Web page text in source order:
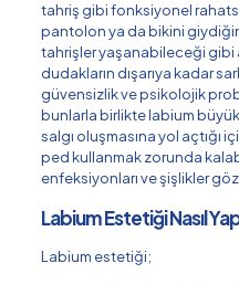
tahriş gibi fonksiyonel
pantolon ya da bikini
tahrişler yaşanabileceği gibi
dudakların dışarıya kadar
güvensizlik ve psikolojik
bunlarla birlikte labium
salgı oluşmasına yol açtığı
ped kullanmak zorunda
enfeksiyonları ve şişlikler
Labium Estetiği Nasıl
Labium estetiği;